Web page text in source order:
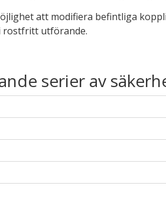
att modifiera befintliga
rostfritt utförande.
serier av